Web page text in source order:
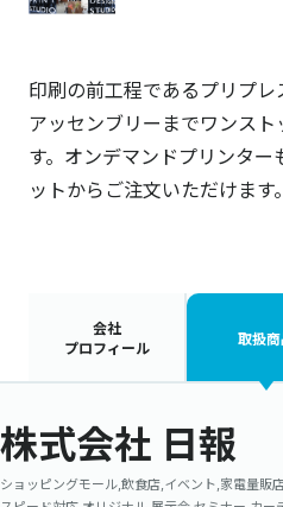
印刷の前工程であるプリプレ
アッセンブリーまでワンス
す。オンデマンドプリンター
ットからご注文いただけます。
会社
プロフィール
取扱商
株式会社 日報
ショッピングモール,飲食店,イベント,家電量販